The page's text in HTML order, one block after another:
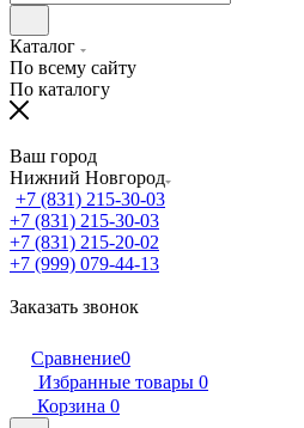
Каталог
По всему сайту
По каталогу
Ваш город
Нижний Новгород
+7 (831) 215-30-03
+7 (831) 215-30-03
+7 (831) 215-20-02
+7 (999) 079-44-13
Заказать звонок
Сравнение0
Избранные товары 0
Корзина 0